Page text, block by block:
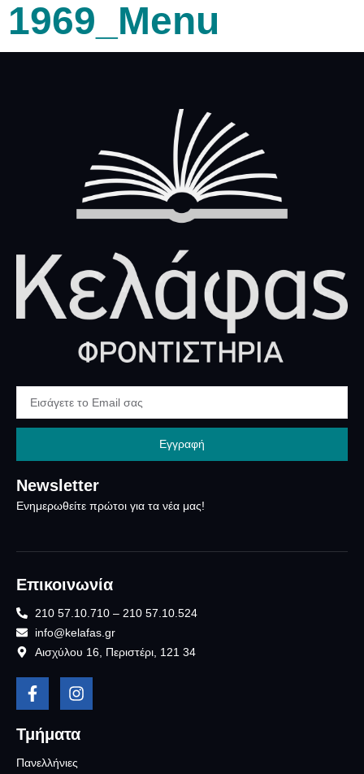
1969_Menu
Newsletter
Ενημερωθείτε πρώτοι για τα νέα μας!
Εγγραφή
Επικοινωνία
210 57.10.710 – 210 57.10.524
info@kelafas.gr
Αισχύλου 16, Περιστέρι, 121 34
Τμήματα
Πανελλήνιες